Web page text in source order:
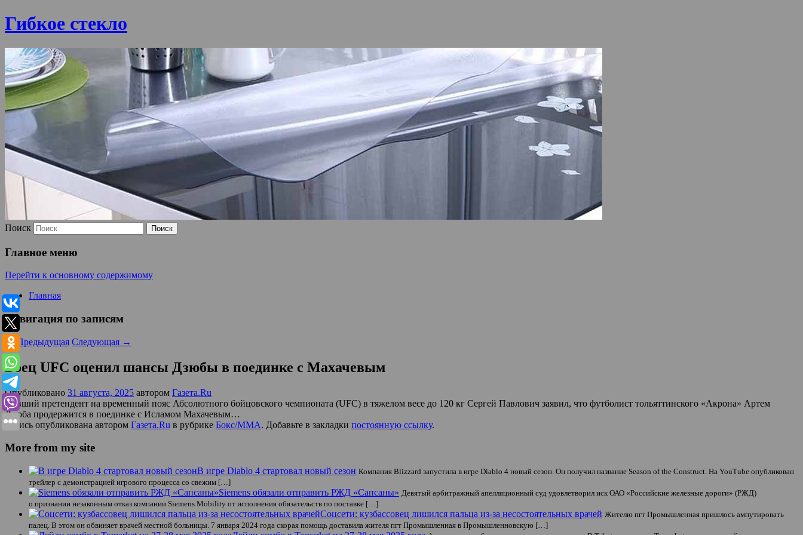
Гибкое стекло
Поиск
Главное меню
Перейти к основному содержимому
Главная
Навигация по записям
←Предыдущая Следующая →
Боец UFC оценил шансы Дзюбы в поединке с Махачевым
Опубликовано 31 августа, 2025 автором Газета.Ru
Бывший претендент на временный пояс Абсолютного бойцовского чемпионата (UFC) в тяжелом весе до 120 кг Сергей Павлович заявил, что футболист тольяттинского «Акрона» Артем
Дзюба продержится в поединке с Исламом Махачевым…
Запись опубликована автором Газета.Ru в рубрике Бокс/MMA. Добавьте в закладки постоянную ссылку.
More from my site
В игре Diablo 4 стартовал новый сезон Компания Blizzard запустила в игре Diablo 4 новый сезон. Он получил название Season of the Construct. На YouTube опубликован
трейлер с демонстрацией игрового процесса со свежим […]
Siemens обязали отправить РЖД «Сапсаны» Девятый арбитражный апелляционный суд удовлетворил иск ОАО «Российские железные дороги» (РЖД)
о признании незаконным отказ компании Siemens Mobility от исполнения обязательств по поставке […]
Соцсети: кузбассовец лишился пальца из-за несостоятельных врачей Жителю пгт Промышленная пришлось ампутировать
палец. В этом он обвиняет врачей местной больницы. 7 января 2024 года скорая помощь доставила жителя пгт Промышленная в Промышленновскую […]